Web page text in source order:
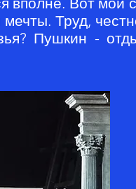
Труд,
Пушкин -